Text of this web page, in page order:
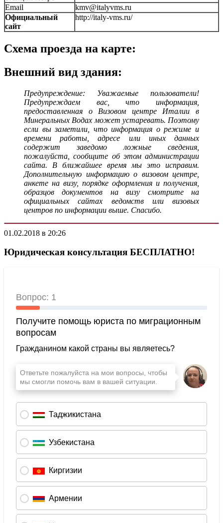
Email
kmv@italyvms.ru
Официальный
сайт
http://italy-vms.ru/
Схема проезда на карте:
Внешний вид здания:
Предупреждение: Уважаемые пользователи!
Предупреждаем вас, что информация,
предоставленная о Визовом центре Италии в
Минеральных Водах может устаревать. Поэтому
если вы заметили, что информация о режиме и
времени работы, адресе или иных данных
содержит заведомо ложные сведения,
пожалуйста, сообщите об этом администрации
сайта. В ближайшее время мы это исправим.
Дополнительную информацию о визовом центре,
анкете на визу, порядке оформления и получения,
образцов документов на визу смотрите на
официальных сайтах ведомств или визовых
центров по информации выше. Спасибо.
01.02.2018 в 20:26
Юридическая консультация БЕСПЛАТНО!